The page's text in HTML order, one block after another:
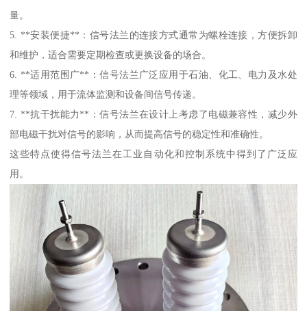
量。
5. **安装便捷**：信号法兰的连接方式通常为螺栓连接，方便拆卸
和维护，适合需要定期检查或更换设备的场合。
6. **适用范围广**：信号法兰广泛应用于石油、化工、电力及水处
理等领域，用于流体监测和设备间信号传递。
7. **抗干扰能力**：信号法兰在设计上考虑了电磁兼容性，减少外
部电磁干扰对信号的影响，从而提高信号的稳定性和准确性。
这些特点使得信号法兰在工业自动化和控制系统中得到了广泛应
用。